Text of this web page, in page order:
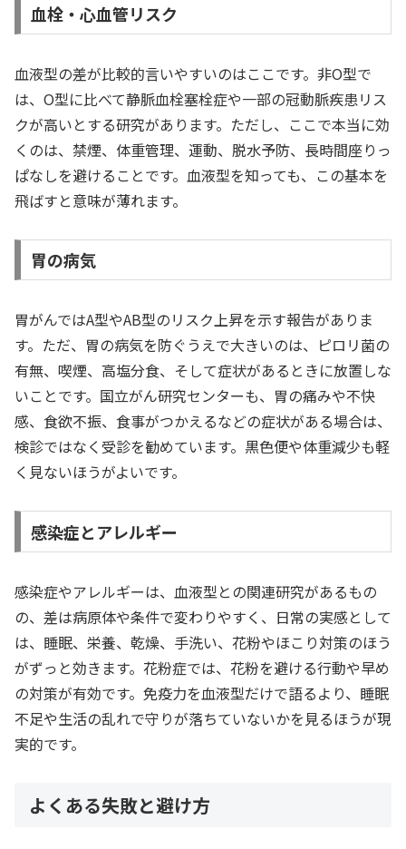
血栓・心血管リスク
血液型の差が比較的言いやすいのはここです。非O型で
は、O型に比べて静脈血栓塞栓症や一部の冠動脈疾患リス
クが高いとする研究があります。ただし、ここで本当に効
くのは、禁煙、体重管理、運動、脱水予防、長時間座りっ
ぱなしを避けることです。血液型を知っても、この基本を
飛ばすと意味が薄れます。
胃の病気
胃がんではA型やAB型のリスク上昇を示す報告がありま
す。ただ、胃の病気を防ぐうえで大きいのは、ピロリ菌の
有無、喫煙、高塩分食、そして症状があるときに放置しな
いことです。国立がん研究センターも、胃の痛みや不快
感、食欲不振、食事がつかえるなどの症状がある場合は、
検診ではなく受診を勧めています。黒色便や体重減少も軽
く見ないほうがよいです。
感染症とアレルギー
感染症やアレルギーは、血液型との関連研究があるもの
の、差は病原体や条件で変わりやすく、日常の実感として
は、睡眠、栄養、乾燥、手洗い、花粉やほこり対策のほう
がずっと効きます。花粉症では、花粉を避ける行動や早め
の対策が有効です。免疫力を血液型だけで語るより、睡眠
不足や生活の乱れで守りが落ちていないかを見るほうが現
実的です。
よくある失敗と避け方